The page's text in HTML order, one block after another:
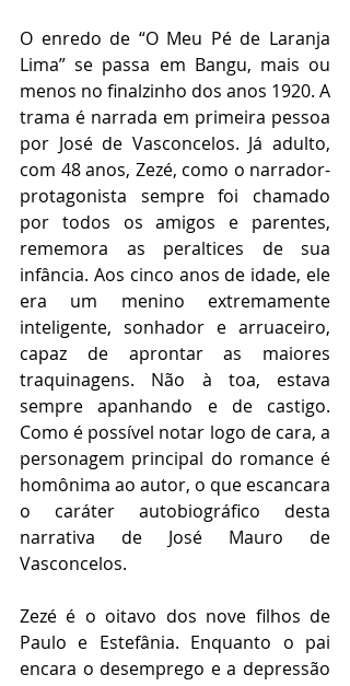
O enredo de “O Meu Pé de Laranja
Lima” se passa em Bangu, mais ou
menos no finalzinho dos anos 1920. A
trama é narrada em primeira pessoa
por José de Vasconcelos. Já adulto,
com 48 anos, Zezé, como o narrador-
protagonista sempre foi chamado
por todos os amigos e parentes,
rememora as peraltices de sua
infância. Aos cinco anos de idade, ele
era um menino extremamente
inteligente, sonhador e arruaceiro,
capaz de aprontar as maiores
traquinagens. Não à toa, estava
sempre apanhando e de castigo.
Como é possível notar logo de cara, a
personagem principal do romance é
homônima ao autor, o que escancara
o caráter autobiográfico desta
narrativa de José Mauro de
Vasconcelos.
Zezé é o oitavo dos nove filhos de
Paulo e Estefânia. Enquanto o pai
encara o desemprego e a depressão